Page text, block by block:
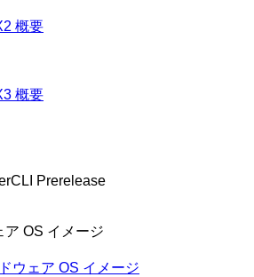
概要
概要
Prerelease
ア OS イメージ
ウェア OS イメージ